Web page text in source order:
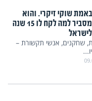
שוקי זיקרי. והוא
אפילו מסביר למה לקח לו 15 שנה
שחקנים, אנשי תקשורת –